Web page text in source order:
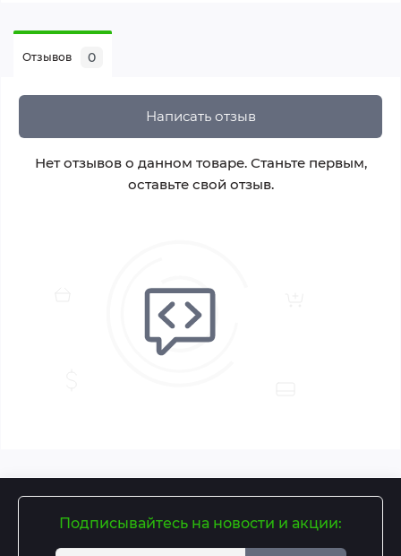
Отзывов 0
Написать отзыв
Нет отзывов о данном товаре. Станьте первым,
оставьте свой отзыв.
Подписывайтесь на новости и акции: